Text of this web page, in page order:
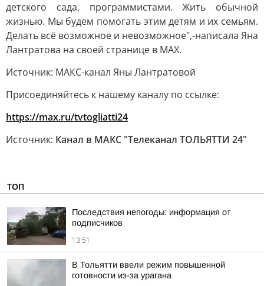
детского сада, программистами. Жить обычной
жизнью. Мы будем помогать этим детям и их семьям.
Делать всё возможное и невозможное",-написала Яна
Лантратова на своей странице в МАХ.
Источник: МАКС-канал Яны Лантратовой
Присоединяйтесь к нашему каналу по ссылке:
https://max.ru/tvtogliatti24
Источник: Канал в МАКС "Телеканал ТОЛЬЯТТИ 24"
ТОП
Последствия непогоды: информация от
подписчиков
13:51
В Тольятти ввели режим повышенной
готовности из-за урагана